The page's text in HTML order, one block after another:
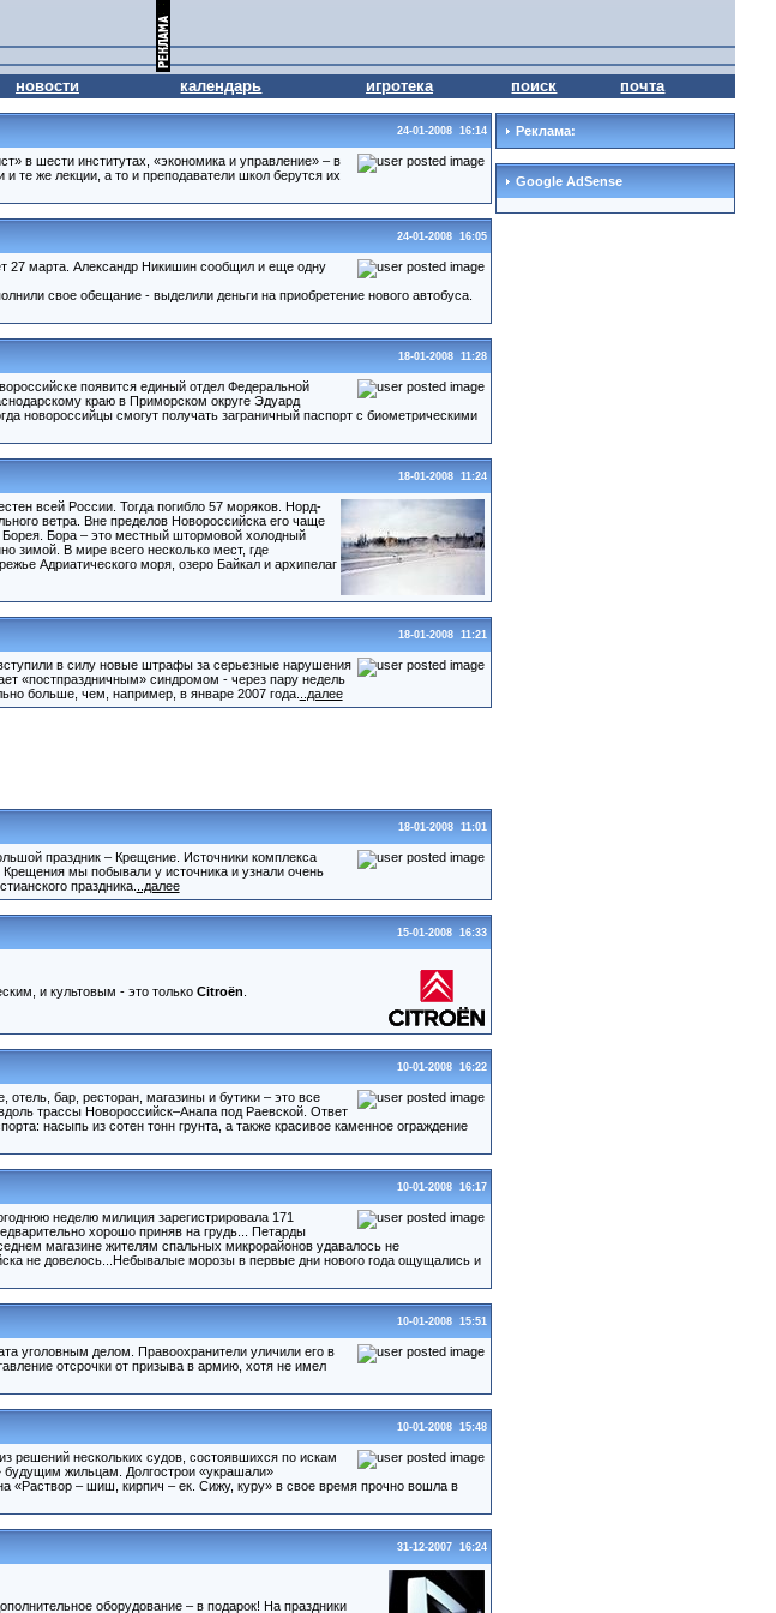
новости календарь игротека поиск почта
24-01-2008 16:14
в шести институтах, «экономика и управление» – в
и те же лекции, а то и преподаватели школ берутся их
24-01-2008 16:05
27 марта. Александр Никишин сообщил и еще одну
свое обещание - выделили деньги на приобретение нового автобуса.
18-01-2008 11:28
появится единый отдел Федеральной
краю в Приморском округе Эдуард
новороссийцы смогут получать заграничный паспорт с биометрическими
18-01-2008 11:24
всей России. Тогда погибло 57 моряков. Норд-
ветра. Вне пределов Новороссийска его чаще
Борея. Бора – это местный штормовой холодный
зимой. В мире всего несколько мест, где
Адриатического моря, озеро Байкал и архипелаг
18-01-2008 11:21
в силу новые штрафы за серьезные нарушения
«постпраздничным» синдромом - через пару недель
больше, чем, например, в январе 2007 года.
..далее
18-01-2008 11:01
праздник – Крещение. Источники комплекса
мы побывали у источника и узнали очень
праздника.
..далее
15-01-2008 16:33
и культовым - это только Citroёn
10-01-2008 16:22
бар, ресторан, магазины и бутики – это все
трассы Новороссийск–Анапа под Раевской. Ответ
насыпь из сотен тонн грунта, а также красивое каменное ограждение
10-01-2008 16:17
неделю милиция зарегистрировала 171
хорошо приняв на грудь... Петарды
магазине жителям спальных микрорайонов удавалось не
не довелось...Небывалые морозы в первые дни нового года ощущались и
10-01-2008 15:51
уголовным делом. Правоохранители уличили его в
отсрочки от призыва в армию, хотя не имел
10-01-2008 15:48
решений нескольких судов, состоявшихся по искам
будущим жильцам. Долгострои «украшали»
«Раствор – шиш, кирпич – ек. Сижу, куру» в свое время прочно вошла в
31-12-2007 16:24
оборудование – в подарок! На праздники
Реклама:
Google AdSense